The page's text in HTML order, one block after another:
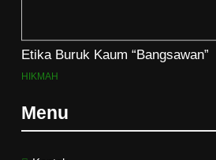
Etika Buruk Kaum “Bangsawan”
HIKMAH
Menu